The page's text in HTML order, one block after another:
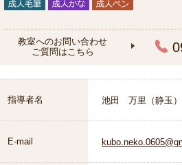
教室へのお問い合わせ
ご質問はこちら
指導者名 池田 万里（静玉）
E-mail